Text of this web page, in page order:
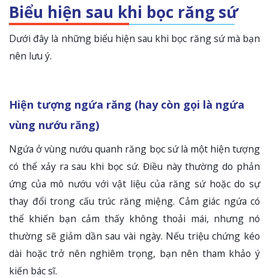
Biểu hiện sau khi bọc răng sứ
Dưới đây là những biểu hiện sau khi bọc răng sứ mà bạn
nên lưu ý.
Hiện tượng ngứa răng (hay còn gọi là ngứa
vùng nướu răng)
Ngứa ở vùng nướu quanh răng bọc sứ là một hiện tượng
có thể xảy ra sau khi bọc sứ. Điều này thường do phản
ứng của mô nướu với vật liệu của răng sứ hoặc do sự
thay đổi trong cấu trúc răng miệng. Cảm giác ngứa có
thể khiến bạn cảm thấy không thoải mái, nhưng nó
thường sẽ giảm dần sau vài ngày. Nếu triệu chứng kéo
dài hoặc trở nên nghiêm trọng, bạn nên tham khảo ý
kiến bác sĩ.